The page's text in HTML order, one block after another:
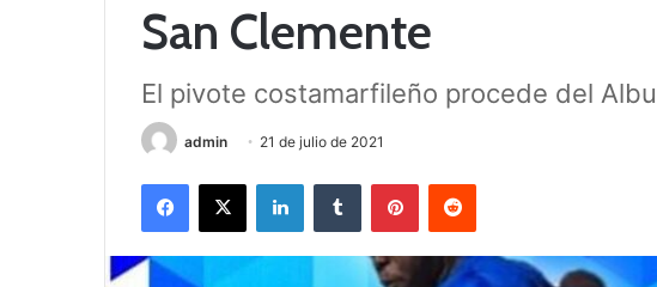
San Clemente
El pivote costamarfileño procede del
admin 21 de julio de 2021